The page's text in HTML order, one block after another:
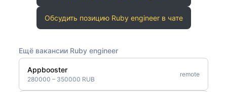
Обсудить позицию Ruby engineer в чате
Ещё вакансии Ruby engineer
Appbooster
280000 – 350000 RUB
remote